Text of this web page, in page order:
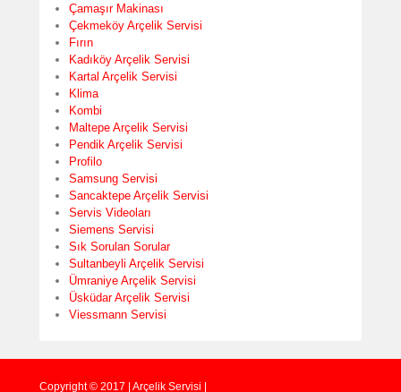
Çamaşır Makinası
Çekmeköy Arçelik Servisi
Fırın
Kadıköy Arçelik Servisi
Kartal Arçelik Servisi
Klima
Kombi
Maltepe Arçelik Servisi
Pendik Arçelik Servisi
Profilo
Samsung Servisi
Sancaktepe Arçelik Servisi
Servis Videoları
Siemens Servisi
Sık Sorulan Sorular
Sultanbeyli Arçelik Servisi
Ümraniye Arçelik Servisi
Üsküdar Arçelik Servisi
Viessmann Servisi
Copyright © 2017 | Arçelik Servisi |